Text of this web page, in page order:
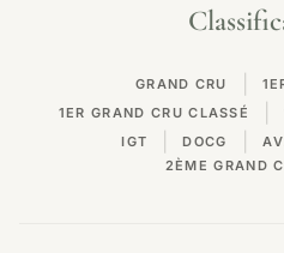
GRAND CRU
1ER GRAND CRU CLASSÉ
IGT DOCG
2ÈME GRAND